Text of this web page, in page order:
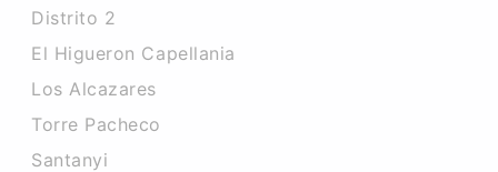
Distrito 2
El Higueron Capellania
Los Alcazares
Torre Pacheco
Santanyi